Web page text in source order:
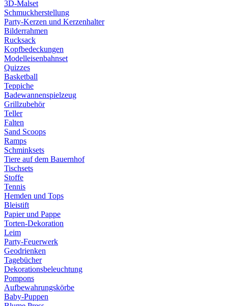
3D-Malset
Schmuckherstellung
Party-Kerzen und Kerzenhalter
Bilderrahmen
Rucksack
Kopfbedeckungen
Modelleisenbahnset
Quizzes
Basketball
Teppiche
Badewannenspielzeug
Grillzubehör
Teller
Falten
Sand Scoops
Ramps
Schminksets
Tiere auf dem Bauernhof
Tischsets
Stoffe
Tennis
Hemden und Tops
Bleistift
Papier und Pappe
Torten-Dekoration
Leim
Party-Feuerwerk
Geodrienken
Tagebücher
Dekorationsbeleuchtung
Pompons
Aufbewahrungskörbe
Baby-Puppen